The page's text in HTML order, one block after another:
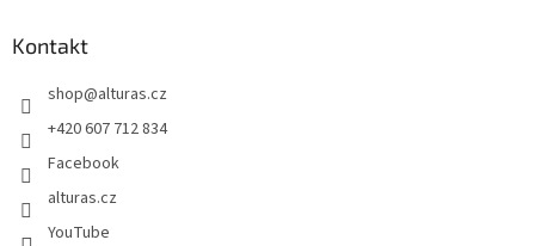
Kontakt
shop@alturas.cz
+420 607 712 834
Facebook
alturas.cz
YouTube